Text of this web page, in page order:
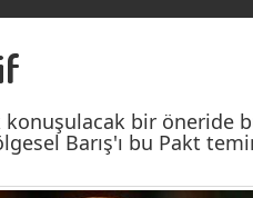
konuşulacak bir öneride
Barış'ı bu Pakt